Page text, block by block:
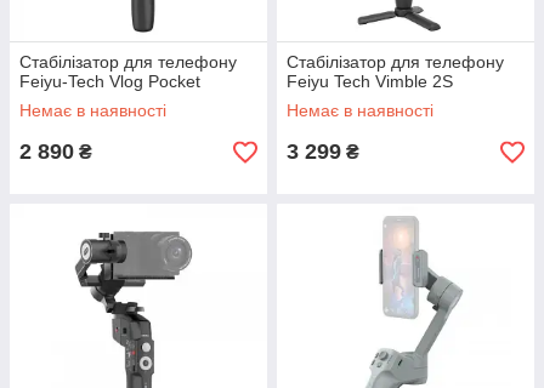
Стабілізатор для телефону
Feiyu-Tech Vlog Pocket
Немає в наявності
2 890 ₴
Стабілізатор для телефону
Feiyu Tech Vimble 2S
Немає в наявності
3 299 ₴